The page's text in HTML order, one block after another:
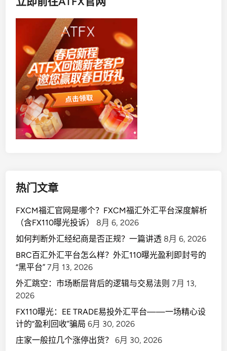
热门文章
FXCM福汇官网是哪个？FXCM福汇外汇平台深度解析
（含FX110曝光投诉）
8月 6, 2026
如何判断外汇经纪商是否正规？一篇讲透 8月 6, 2026
BRC百汇外汇平台怎么样？外汇110曝光盈利即封号的
“黑平台” 7月 13, 2026
外汇跳空：市场断层背后的逻辑与交易法则 7月 13,
2026
FX110曝光：EE TRADE易投外汇平台——一场精心设
计的“盈利回收”骗局 6月 30, 2026
庄家一般拉几个涨停出货？
6月 30, 2026